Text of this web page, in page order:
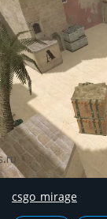
csgo_mirage